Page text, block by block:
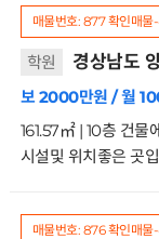
매물번호: 877확인매물
학원 경상남도
보 2000만원 / 월
161.57㎡ | 10층 건
매물번호: 876확인매물